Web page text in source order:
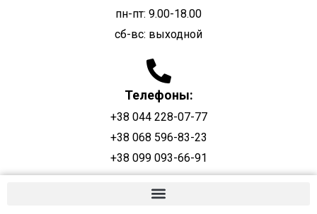
пн-пт: 9.00-18.00
сб-вс: выходной
Телефоны:
+38 044 228-07-77
+38 068 596-83-23
+38 099 093-66-91